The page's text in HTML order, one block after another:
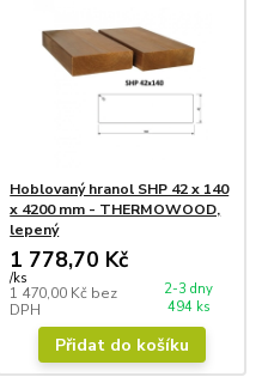
Hoblovaný hranol SHP 42 x 140
x 4200 mm - THERMOWOOD,
lepený
1 778,70 Kč
/ks
1 470,00 Kč bez
DPH
2-3 dny
494 ks
Přidat do košíku